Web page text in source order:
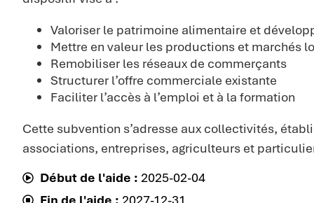
Valoriser le patrimoine alimentaire et
Mettre en valeur les productions et marchés
Remobiliser les réseaux de commerçants
Structurer l’offre commerciale existante
Faciliter l’accès à l’emploi et à la formation
Cette subvention s’adresse aux collectivités,
associations, entreprises, agriculteurs et
Début de l'aide : 2025-02-04